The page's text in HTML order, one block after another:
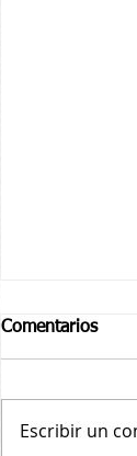
Comentarios
Escribir un